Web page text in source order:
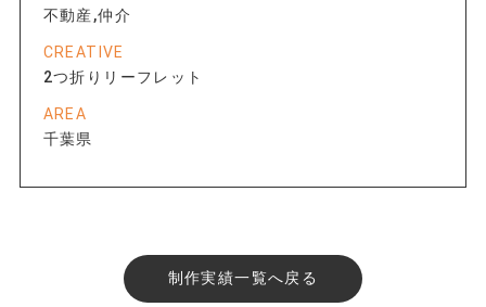
不動産,仲介
CREATIVE
2つ折りリーフレット
AREA
千葉県
制作実績一覧へ戻る